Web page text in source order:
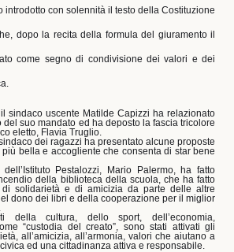
introdotto con solennità il testo della Costituzione
dopo la recita della formula del giuramento il
come segno di condivisione dei valori e dei
sindaco uscente Matilde Capizzi ha relazionato
del suo mandato ed ha deposto la fascia tricolore
eletto, Flavia Truglio.
dei ragazzi ha presentato alcune proposte
bella e accogliente che consenta di star bene
Pestalozzi, Mario Palermo, ha fatto
della biblioteca della scuola, che ha fatto
di solidarietà e di amicizia da parte delle altre
dono dei libri e della cooperazione per il miglior
della cultura, dello sport, dell’economia,
“custodia del creato”, sono stati attivati gli
all’amicizia, all’armonia, valori che aiutano a
ed una cittadinanza attiva e responsabile.